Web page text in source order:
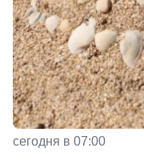
сегодня в 07:00